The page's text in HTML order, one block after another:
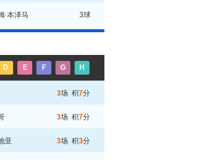
·本泽马 3球
D E F G H
3场 积7分
3场 积7分
亚 3场 积3分